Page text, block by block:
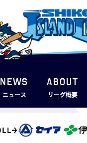
NEWS
ニュース
ABOUT
リーグ概要